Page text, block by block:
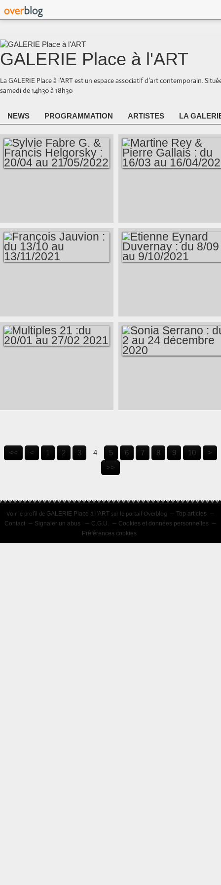
GALERIE Place à l'ART
La GALERIE Place à l’ART est un espace associatif d’art contemporain.
samedi de 14h30 à 18h30
NEWS PROGRAMMATION ARTISTES LA
HELGORSKY : 20/04
AU 21/05/2022
DU 16/03 AU
16/04/2022
AU 13/11/2021
8/09 AU 9/10/2021
DÉCEMBRE 2020
<< < 1 2 3 4 5 6 7 8 9 10
>
>>
Voir le profil de GALERIE Place à l'ART sur le portail Overblog
Top articles
Contact
Signaler un abus C.G.U.
Cookies et données personnelles
Préférences cookies